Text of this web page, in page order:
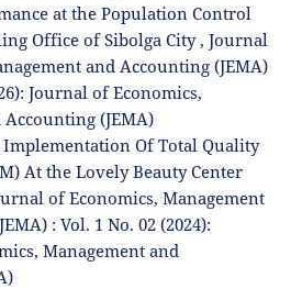
at the Population Control
Office of Sibolga City, Journal
and Accounting (JEMA)
Journal of Economics,
(JEMA)
Implementation Of Total Quality
At the Lovely Beauty Center
of Economics, Management
: Vol. 1 No. 02 (2024):
Management and